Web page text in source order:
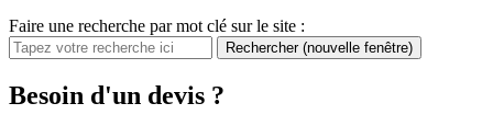
Faire une recherche par mot clé sur le site :
Rechercher (nouvelle fenêtre)
Besoin d'un devis ?